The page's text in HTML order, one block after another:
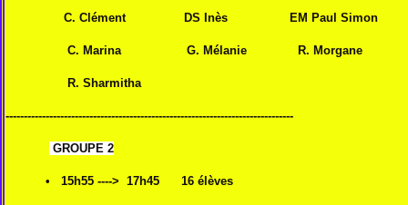
C. Clément DS Inès EM Paul Simon
C. Marina G. Mélanie R. Morgane
R. Sharmitha
-------------------------------------------------------------------------------
GROUPE 2
• 15h55 ----> 17h45 16 élèves